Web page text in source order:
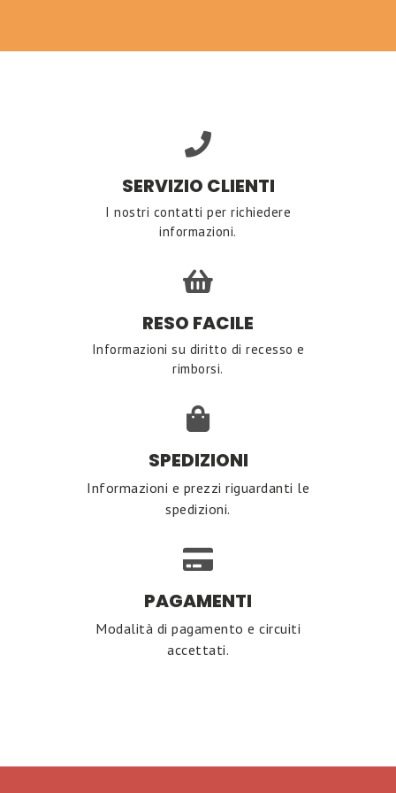
SERVIZIO CLIENTI
I nostri contatti per richiedere
informazioni.
RESO FACILE
Informazioni su diritto di recesso e
rimborsi.
SPEDIZIONI
Informazioni e prezzi riguardanti le
spedizioni.
PAGAMENTI
Modalità di pagamento e circuiti
accettati.